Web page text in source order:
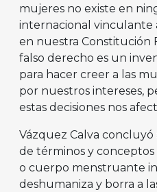
mujeres no existe en
internacional vinculante
en nuestra Constitución
falso derecho es un
para hacer creer a las
por nuestros intereses,
estas decisiones nos
Vázquez Calva
de términos y
o cuerpo menstruante
deshumaniza y borra a